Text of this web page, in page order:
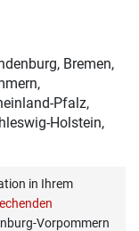
Bremen,
Pfalz,
Holstein,
in Ihrem
Vorpommern